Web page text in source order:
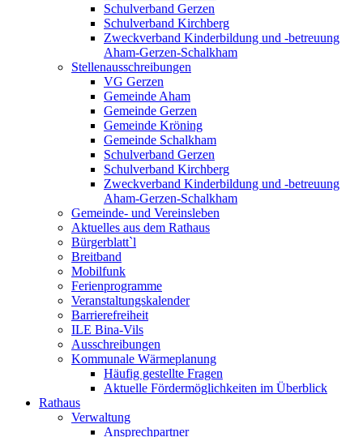
Schulverband Gerzen
Schulverband Kirchberg
Zweckverband Kinderbildung und -betreuung
Aham-Gerzen-Schalkham
Stellenausschreibungen
VG Gerzen
Gemeinde Aham
Gemeinde Gerzen
Gemeinde Kröning
Gemeinde Schalkham
Schulverband Gerzen
Schulverband Kirchberg
Zweckverband Kinderbildung und -betreuung
Aham-Gerzen-Schalkham
Gemeinde- und Vereinsleben
Aktuelles aus dem Rathaus
Bürgerblatt`l
Breitband
Mobilfunk
Ferienprogramme
Veranstaltungskalender
Barrierefreiheit
ILE Bina-Vils
Ausschreibungen
Kommunale Wärmeplanung
Häufig gestellte Fragen
Aktuelle Fördermöglichkeiten im Überblick
Rathaus
Verwaltung
Ansprechpartner